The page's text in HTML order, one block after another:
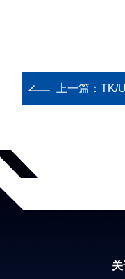
上一篇： TK/